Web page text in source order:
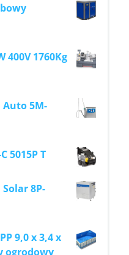
400V 1760Kg
5M-
5015P T
8P-
9,0 x 3,4 x
ogrodowy